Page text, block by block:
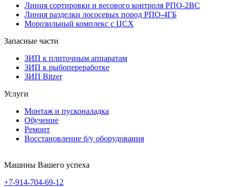
Линия сортировки и весового контроля РПО-2ВС
Линия разделки лососевых пород РПО-4ГБ
Морозильный комплекс с ЦСХ
Запасные части
ЗИП к плиточным аппаратам
ЗИП к рыбопереработке
ЗИП Bitzer
Услуги
Монтаж и пусконаладка
Обучение
Ремонт
Восстановление б/у оборудования
Машины Вашего успеха
+7-914-704-69-12